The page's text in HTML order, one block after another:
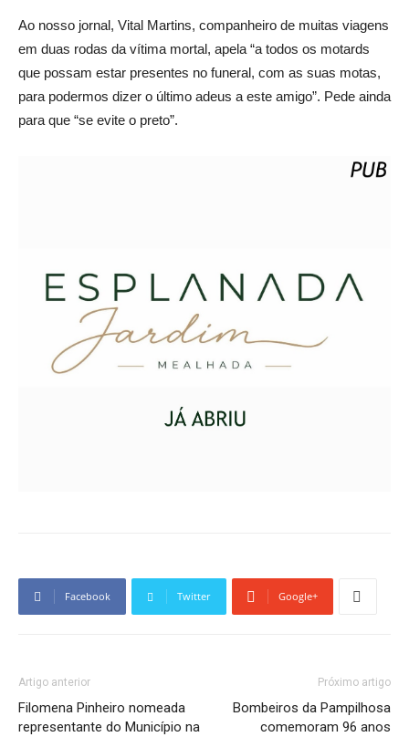
Ao nosso jornal, Vital Martins, companheiro de muitas viagens
em duas rodas da vítima mortal, apela “a todos os motards
que possam estar presentes no funeral, com as suas motas,
para podermos dizer o último adeus a este amigo”. Pede ainda
para que “se evite o preto”.
Facebook Twitter Google+
Artigo anterior
Filomena Pinheiro nomeada
representante do Município na
Próximo artigo
Bombeiros da Pampilhosa
comemoram 96 anos